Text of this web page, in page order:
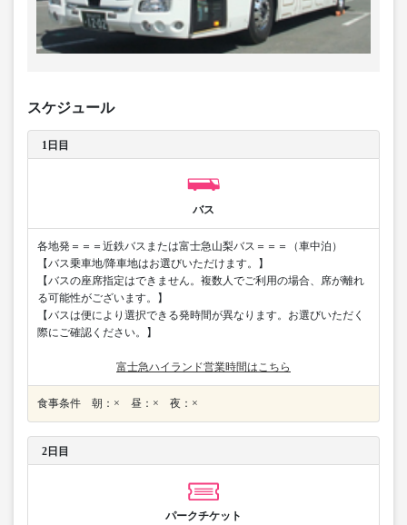
スケジュール
1日目
バス
各地発＝＝＝近鉄バスまたは富士急山梨バス＝＝＝（車中泊）
【バス乗車地/降車地はお選びいただけます。】
【バスの座席指定はできません。複数人でご利用の場合、席が離れ
る可能性がございます。】
【バスは便により選択できる発時間が異なります。お選びいただく
際にご確認ください。】
富士急ハイランド営業時間はこちら
食事条件 朝：× 昼：× 夜：×
2日目
パークチケット